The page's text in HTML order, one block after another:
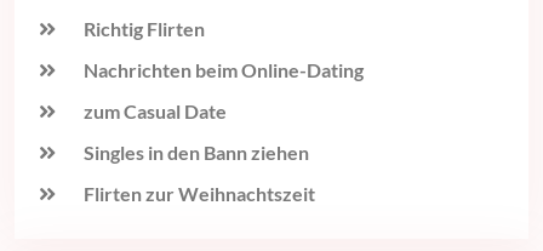
Richtig Flirten
Nachrichten beim Online-Dating
zum Casual Date
Singles in den Bann ziehen
Flirten zur Weihnachtszeit